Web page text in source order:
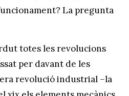
La pregunta
totes les revolucions
per davant de les
revolució industrial –la